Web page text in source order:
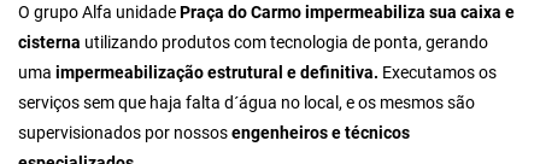
O grupo Alfa unidadePraça do Carmo impermeabiliza sua caixa e
cisterna utilizando produtos com tecnologia de ponta, gerando
uma impermeabilização estrutural e definitiva. Executamos os
serviços sem que haja falta d´água no local, e os mesmos são
supervisionados por nossosengenheiros e técnicos